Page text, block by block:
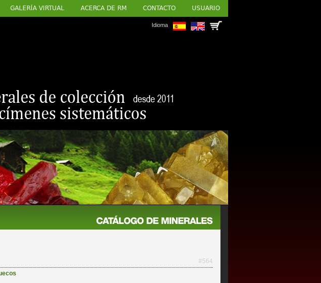
GALERÍA VIRTUAL ACERCA DE RM CONTACTO USUARIO
Idioma
#564